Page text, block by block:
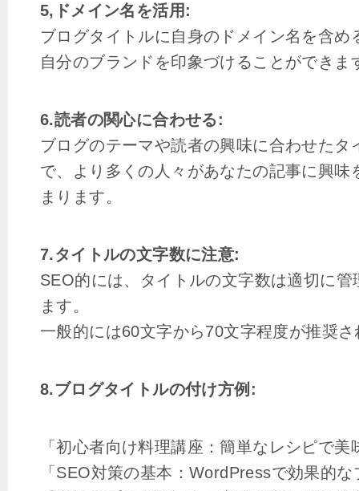
5,ドメイン名を活用:
ブログタイトルに自身のドメイン名を含め
自分のブランドを印象づけることができま
6.読者の関心に合わせる:
ブログのテーマや読者の興味に合わせたタ
で、より多くの人々があなたの記事に興味
まります。
7.タイトルの文字数に注意:
SEO的には、タイトルの文字数は適切に管
ます。
一般的には60文字から70文字程度が推奨さ
8.ブログタイトルの付け方例:
「初心者向け料理講座：簡単なレシピで
「SEO対策の基本：WordPressで効果的